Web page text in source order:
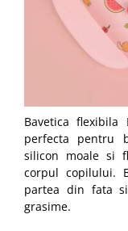
Bavetica
perfecta pentru
silicon moale si
corpul copilului.
partea din fata
grasime.